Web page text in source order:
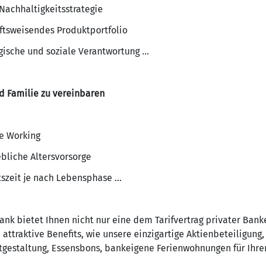
Produktportfolio
und soziale Verantwortung ...
Familie zu vereinbaren
Working
Altersvorsorge
je nach Lebensphase ...
bietet Ihnen nicht nur eine dem Tarifvertrag privater
attraktive Benefits, wie unsere einzigartige
Essensbons, bankeigene Ferienwohnungen für